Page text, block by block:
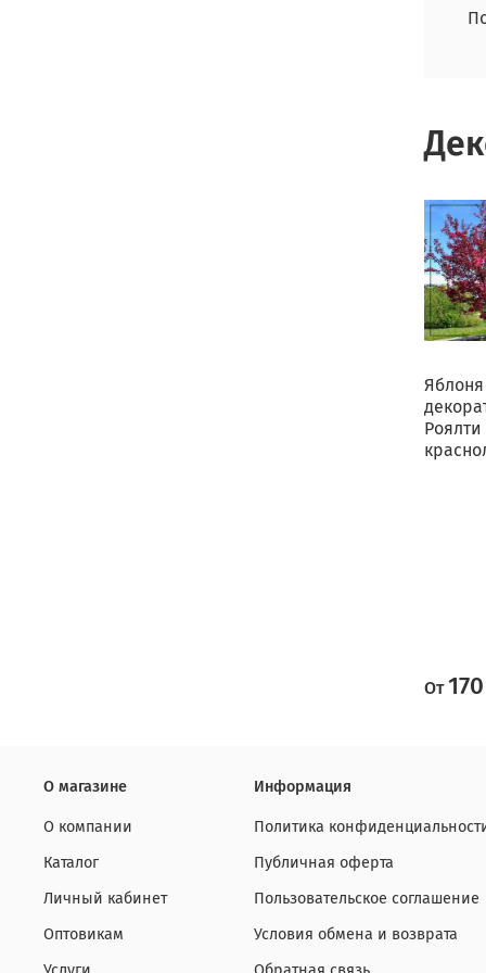
Яблоня
Роялти
От
О магазине
О компании
Каталог
Личный кабинет
Оптовикам
Информация
Политика
Публичная оферта
Пользовательское соглашение
Условия обмена и возврата